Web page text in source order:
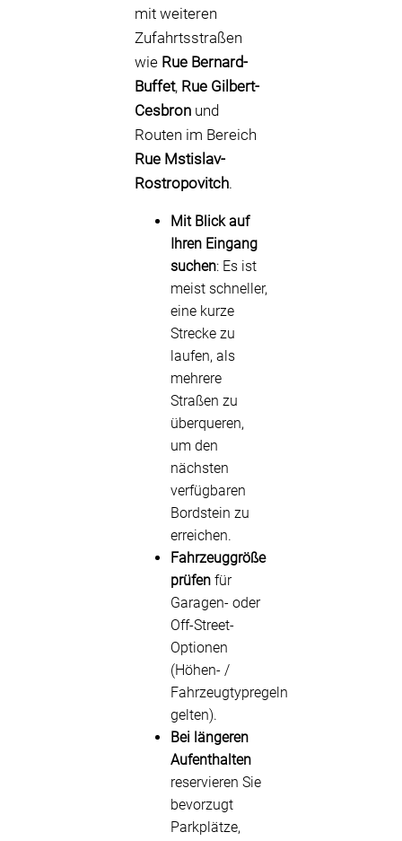
mit weiteren
Zufahrtsstraßen
wie Rue Bernard-
Buffet, Rue Gilbert-
Cesbron und
Routen im Bereich
Rue Mstislav-
Rostropovitch.
Mit Blick auf
Ihren Eingang
suchen: Es ist
meist schneller,
eine kurze
Strecke zu
laufen, als
mehrere
Straßen zu
überqueren,
um den
nächsten
verfügbaren
Bordstein zu
erreichen.
Fahrzeuggröße
prüfen für
Garagen- oder
Off-Street-
Optionen
(Höhen- /
Fahrzeugtypregeln
gelten).
Bei längeren
Aufenthalten
reservieren Sie
bevorzugt
Parkplätze,